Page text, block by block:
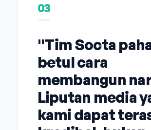
03
"Tim Socta
betul cara
membangun
Liputan media
kami dapat